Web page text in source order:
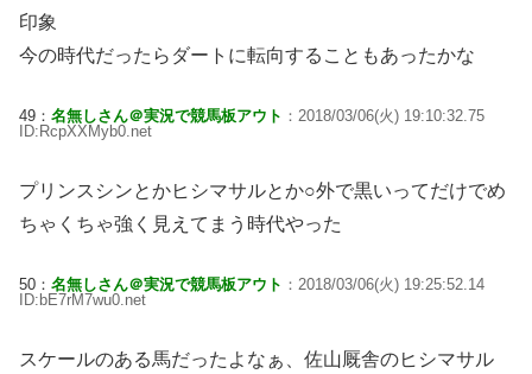
印象
今の時代だったらダートに転向することもあったかな
49： 名無しさん＠実況で競馬板アウト ：2018/03/06(火) 19:10:32.75
ID:RcpXXMyb0.net
プリンスシンとかヒシマサルとか○外で黒いってだけでめ
ちゃくちゃ強く見えてまう時代やった
50： 名無しさん＠実況で競馬板アウト ：2018/03/06(火) 19:25:52.14
ID:bE7rM7wu0.net
スケールのある馬だったよなぁ、佐山厩舎のヒシマサル